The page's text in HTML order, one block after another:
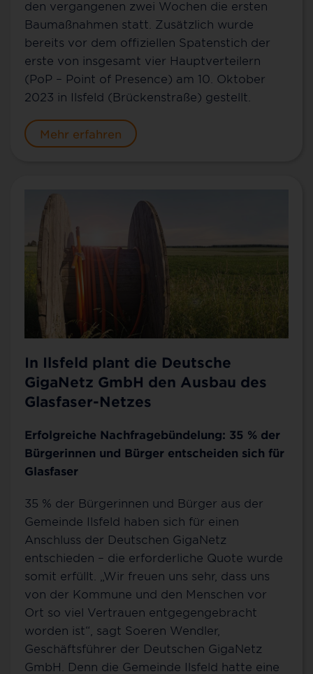
den vergangenen zwei Wochen die ersten
Baumaßnahmen statt. Zusätzlich wurde
bereits vor dem offiziellen Spatenstich der
erste von insgesamt vier Hauptverteilern
(PoP – Point of Presence) am 10. Oktober
2023 in Ilsfeld (Brückenstraße) gestellt.
Mehr erfahren
In Ilsfeld plant die Deutsche
GigaNetz GmbH den Ausbau des
Glasfaser-Netzes
Erfolgreiche Nachfragebündelung: 35 % der
Bürgerinnen und Bürger entscheiden sich für
Glasfaser
35 % der Bürgerinnen und Bürger aus der
Gemeinde Ilsfeld haben sich für einen
Anschluss der Deutschen GigaNetz
entschieden – die erforderliche Quote wurde
somit erfüllt. „Wir freuen uns sehr, dass uns
von der Kommune und den Menschen vor
Ort so viel Vertrauen entgegengebracht
worden ist“, sagt Soeren Wendler,
Geschäftsführer der Deutschen GigaNetz
GmbH. Denn die Gemeinde Ilsfeld hatte eine